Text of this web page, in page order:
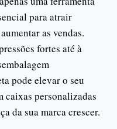
para atrair
as vendas.
fortes até à
pode elevar o seu
caixas personalizadas
da sua marca crescer.